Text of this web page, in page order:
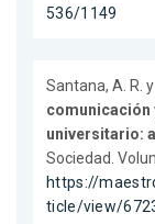
536/1149
Santana, A. R. y
comunicación
universitario:
Sociedad.
https://
ticle/view/